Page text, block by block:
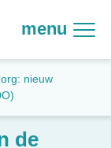
menu
nieuw
de